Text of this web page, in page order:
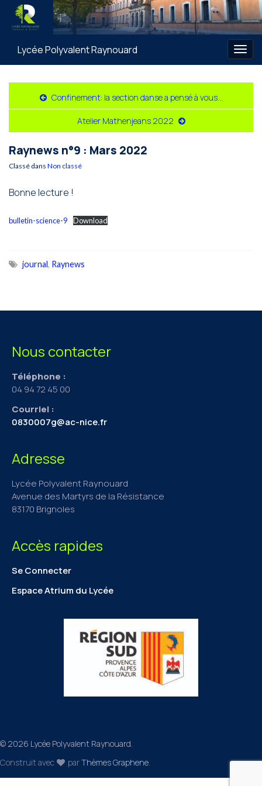
Lycée Polyvalent Raynouard
Confinement: la section danse a pensé à vous…
Atelier Mathenjeans 2022
Raynews n°9 : Mars 2022
Classé dans Non classé
Bonne lecture !
bulletin-science-9 Download
journal, Raynews
Nous contacter
Téléphone :
04 94 72 45 00
Courriel :
0830007g@ac-nice.fr
Adresse
Lycée Polyvalent Raynouard
Avenue des Martyrs de la Résistance
83170 Brignoles
Accès rapides
Se Connecter
Espace Atrium du Lycée
© 2026 Lycée Polyvalent Raynouard.
Construit avec
parThèmes Graphene.